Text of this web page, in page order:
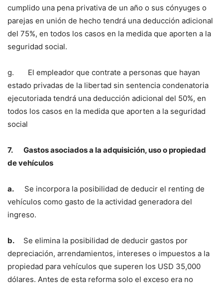
cumplido una pena privativa de un año o sus cónyuges o
parejas en unión de hecho tendrá una deducción adicional
del 75%, en todos los casos en la medida que aporten a la
seguridad social.
g. El empleador que contrate a personas que hayan
estado privadas de la libertad sin sentencia condenatoria
ejecutoriada tendrá una deducción adicional del 50%, en
todos los casos en la medida que aporten a la seguridad
social
7. Gastos asociados a la adquisición, uso o propiedad
de vehículos
a. Se incorpora la posibilidad de deducir el renting de
vehículos como gasto de la actividad generadora del
ingreso.
b. Se elimina la posibilidad de deducir gastos por
depreciación, arrendamientos, intereses o impuestos a la
propiedad para vehículos que superen los USD 35,000
dólares. Antes de esta reforma solo el exceso era no